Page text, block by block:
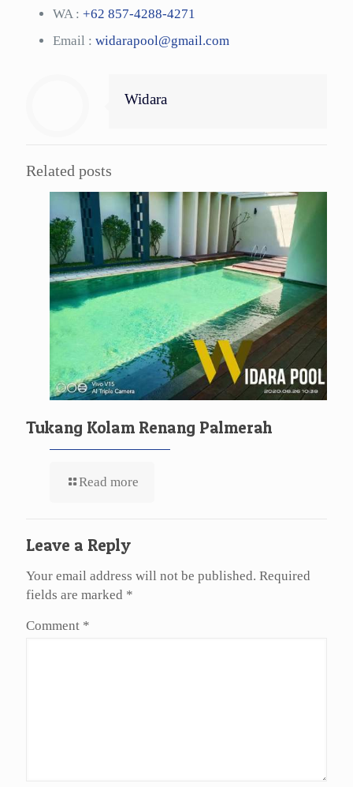
WA : +62 857-4288-4271
Email : widarapool@gmail.com
Widara
Related posts
Tukang Kolam Renang Palmerah
Read more
Leave a Reply
Your email address will not be published. Required
fields are marked *
Comment *